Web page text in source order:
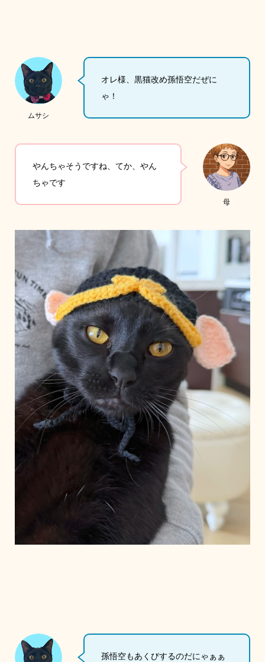
ムサシ
オレ様、黒猫改め孫悟空だぜに
ゃ！
母
やんちゃそうですね、てか、やん
ちゃです
孫悟空もあくびするのだにゃぁぁ